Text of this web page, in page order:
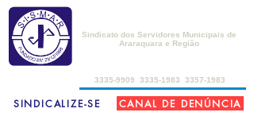
3335-9909
3335-1983 3357-1983
Sindicato dos Servidores Municipais de
Araraquara e Região
SINDICALIZE-SE CANAL DE DENÚNCIA